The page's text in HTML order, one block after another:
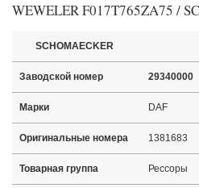
WEWELER F017T765ZA75 /
SCHOMAECKER
Заводской номер 29340000
Марки DAF
Оригинальные номера 1381683
Товарная группа Рессоры